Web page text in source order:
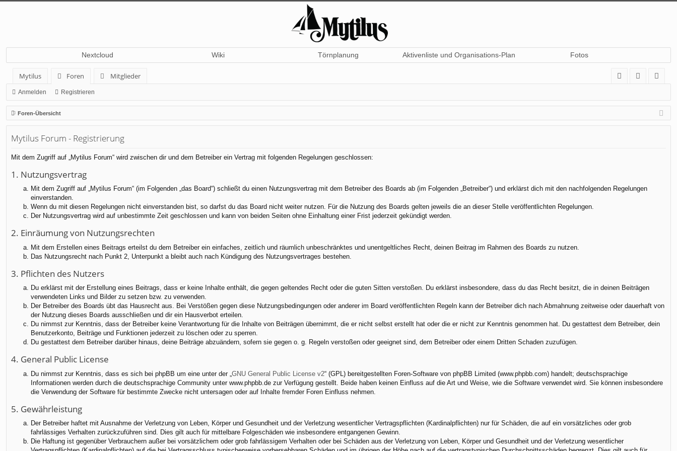
Nextcloud Wiki Törnplanung Aktivenliste und Organisations-Plan Fotos
Mytilus Foren
Mitglieder
Q
m
el
ist
rie
Anmelden Registrieren
Foren-Übersicht
Mytilus Forum - Registrierung
Mit dem Zugriff auf „Mytilus Forum“ wird zwischen dir und dem Betreiber ein Vertrag mit folgenden Regelungen geschlossen:
1. Nutzungsvertrag
Mit dem Zugriff auf „Mytilus Forum“ (im Folgenden „das Board“) schließt du einen Nutzungsvertrag mit dem Betreiber des Boards ab (im Folgenden „Betreiber“) und erklärst dich mit den nachfolgenden Regelungen
einverstanden.
Wenn du mit diesen Regelungen nicht einverstanden bist, so darfst du das Board nicht weiter nutzen. Für die Nutzung des Boards gelten jeweils die an dieser Stelle veröffentlichten Regelungen.
Der Nutzungsvertrag wird auf unbestimmte Zeit geschlossen und kann von beiden Seiten ohne Einhaltung einer Frist jederzeit gekündigt werden.
2. Einräumung von Nutzungsrechten
Mit dem Erstellen eines Beitrags erteilst du dem Betreiber ein einfaches, zeitlich und räumlich unbeschränktes und unentgeltliches Recht, deinen Beitrag im Rahmen des Boards zu nutzen.
Das Nutzungsrecht nach Punkt 2, Unterpunkt a bleibt auch nach Kündigung des Nutzungsvertrages bestehen.
3. Pflichten des Nutzers
Du erklärst mit der Erstellung eines Beitrags, dass er keine Inhalte enthält, die gegen geltendes Recht oder die guten Sitten verstoßen. Du erklärst insbesondere, dass du das Recht besitzt, die in deinen Beiträgen
verwendeten Links und Bilder zu setzen bzw. zu verwenden.
Der Betreiber des Boards übt das Hausrecht aus. Bei Verstößen gegen diese Nutzungsbedingungen oder anderer im Board veröffentlichten Regeln kann der Betreiber dich nach Abmahnung zeitweise oder dauerhaft von
der Nutzung dieses Boards ausschließen und dir ein Hausverbot erteilen.
Du nimmst zur Kenntnis, dass der Betreiber keine Verantwortung für die Inhalte von Beiträgen übernimmt, die er nicht selbst erstellt hat oder die er nicht zur Kenntnis genommen hat. Du gestattest dem Betreiber, dein
Benutzerkonto, Beiträge und Funktionen jederzeit zu löschen oder zu sperren.
Du gestattest dem Betreiber darüber hinaus, deine Beiträge abzuändern, sofern sie gegen o. g. Regeln verstoßen oder geeignet sind, dem Betreiber oder einem Dritten Schaden zuzufügen.
4. General Public License
Du nimmst zur Kenntnis, dass es sich bei phpBB um eine unter der „ GNU General Public License v2“ (GPL) bereitgestellten Foren-Software von phpBB Limited (www.phpbb.com) handelt; deutschsprachige
Informationen werden durch die deutschsprachige Community unter www.phpbb.de zur Verfügung gestellt. Beide haben keinen Einfluss auf die Art und Weise, wie die Software verwendet wird. Sie können insbesondere
die Verwendung der Software für bestimmte Zwecke nicht untersagen oder auf Inhalte fremder Foren Einfluss nehmen.
5. Gewährleistung
Der Betreiber haftet mit Ausnahme der Verletzung von Leben, Körper und Gesundheit und der Verletzung wesentlicher Vertragspflichten (Kardinalpflichten) nur für Schäden, die auf ein vorsätzliches oder grob
fahrlässiges Verhalten zurückzuführen sind. Dies gilt auch für mittelbare Folgeschäden wie insbesondere entgangenen Gewinn.
Die Haftung ist gegenüber Verbrauchern außer bei vorsätzlichem oder grob fahrlässigem Verhalten oder bei Schäden aus der Verletzung von Leben, Körper und Gesundheit und der Verletzung wesentlicher